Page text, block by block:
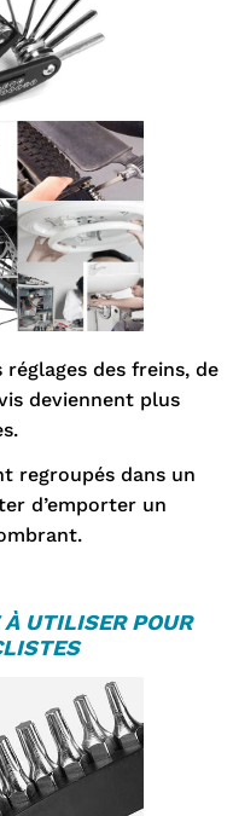
réglages des freins, de
deviennent plus
regroupés dans un
d’emporter un
À UTILISER POUR